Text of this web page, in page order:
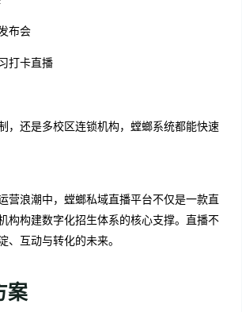
布会
打卡直播
，还是多校区连锁机构，螳螂系统都能快速
营浪潮中，螳螂私域直播平台不仅是一款直
构构建数字化招生体系的核心支撑。直播不
、互动与转化的未来。
案